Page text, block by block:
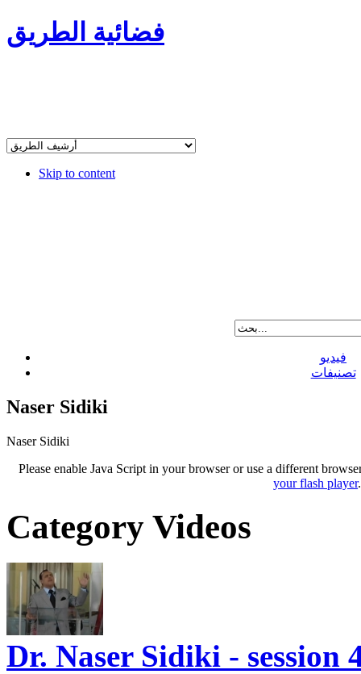
فضائية الطريق
Skip to content
فيديو
تصنيفات
Naser Sidiki
Naser Sidiki
Please enable Java Script in your browser or use a different
your flash player.
Category Videos
Dr. Naser Sidiki - session